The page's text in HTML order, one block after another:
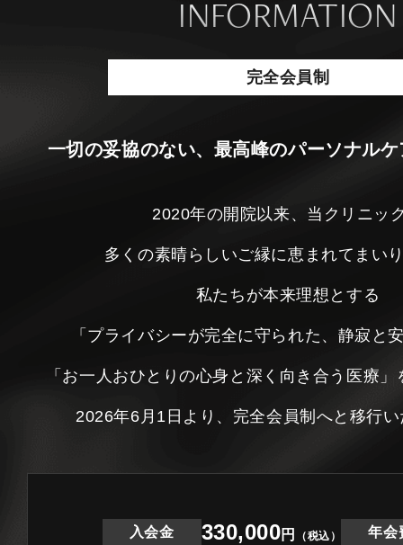
INFORMATION
完全会員制
一切の妥協のない、最高峰のパーソナル
2020年の開院以来、当クリニッ
多くの素晴らしいご縁に恵まれてまい
私たちが本来理想とする
「プライバシーが完全に守られた、静寂と
「お一人おひとりの心身と深く向き合う医療
2026年6月1日より、完全会員制へと移行
入会金 330,000円 （税込） 年会